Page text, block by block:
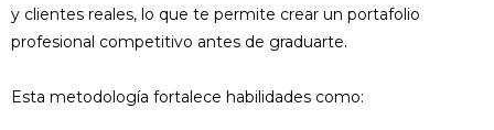
y clientes reales, lo que te permite crear un portafolio
profesional competitivo antes de graduarte.
Esta metodología fortalece habilidades como: